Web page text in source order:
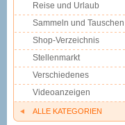
Reise und Urlaub
Sammeln und Tauschen
Shop-Verzeichnis
Stellenmarkt
Verschiedenes
Videoanzeigen
ALLE KATEGORIEN